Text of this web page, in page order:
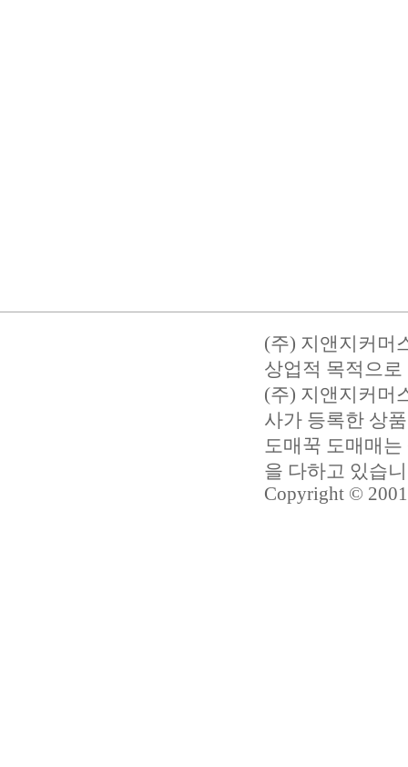
(주) 지앤지커머
상업적 목적으
(주) 지앤지커머
사가 등록한 상
도매꾹 도매매
을 다하고 있습
Copyright ©